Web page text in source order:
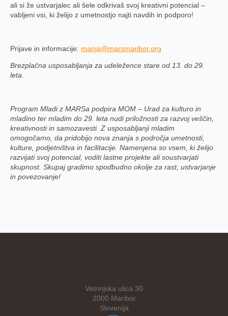
ali si že ustvarjalec ali šele odkrivaš svoj kreativni potencial –
vabljeni vsi, ki želijo z umetnostjo najti navdih in podporo!
Prijave in informacije: manja@marsmaribor.org
Brezplačna usposabljanja za udeležence stare od 13. do 29.
leta.
Program Mladi z MARSa podpira MOM – Urad za kulturo in
mladino ter mladim do 29. leta nudi priložnosti za razvoj veščin,
kreativnosti in samozavesti. Z usposabljanji mladim
omogočamo, da pridobijo nova znanja s področja umetnosti,
kulture, podjetništva in facilitacije. Namenjena so vsem, ki želijo
razvijati svoj potencial, voditi lastne projekte ali soustvarjati
skupnost. Skupaj gradimo spodbudno okolje za rast, ustvarjanje
in povezovanje!
Vetrinjska ulica 30
2000 Maribor
Slovenija